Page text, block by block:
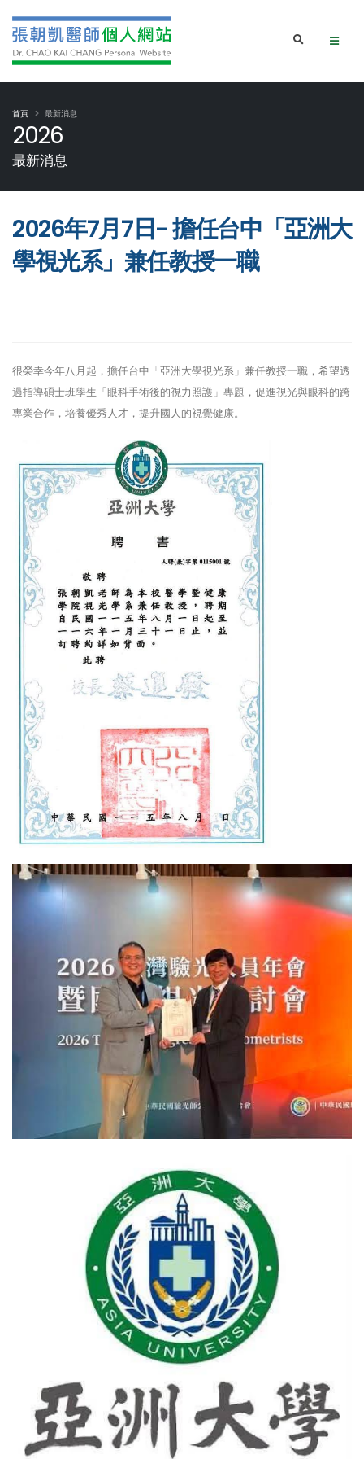
2026
最新消息
首頁 最新消息
2026年7月7日- 擔任台中「亞洲大
學視光系」兼任教授一職
很榮幸今年八月起，擔任台中「亞洲大學視光系」兼任教授一職，希望透
過指導碩士班學生「眼科手術後的視力照護」專題，促進視光與眼科的跨
專業合作，培養優秀人才，提升國人的視覺健康。